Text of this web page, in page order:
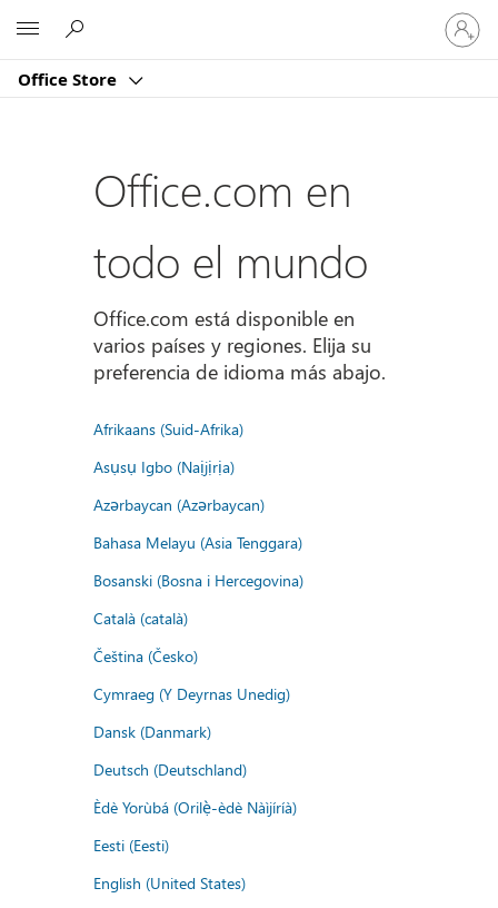
Office Store
Iniciar
sesión
en
cuenta
Office.com en
todo el mundo
Office.com está disponible en
varios países y regiones. Elija su
preferencia de idioma más abajo.
Afrikaans (Suid-Afrika)
Asụsụ Igbo (Naịjịrịa)
Azərbaycan (Azərbaycan)
Bahasa Melayu (Asia Tenggara)
Bosanski (Bosna i Hercegovina)
Català (català)
Čeština (Česko)
Cymraeg (Y Deyrnas Unedig)
Dansk (Danmark)
Deutsch (Deutschland)
Èdè Yorùbá (Orilẹ̀-èdè Nàìjíríà)
Eesti (Eesti)
English (United States)